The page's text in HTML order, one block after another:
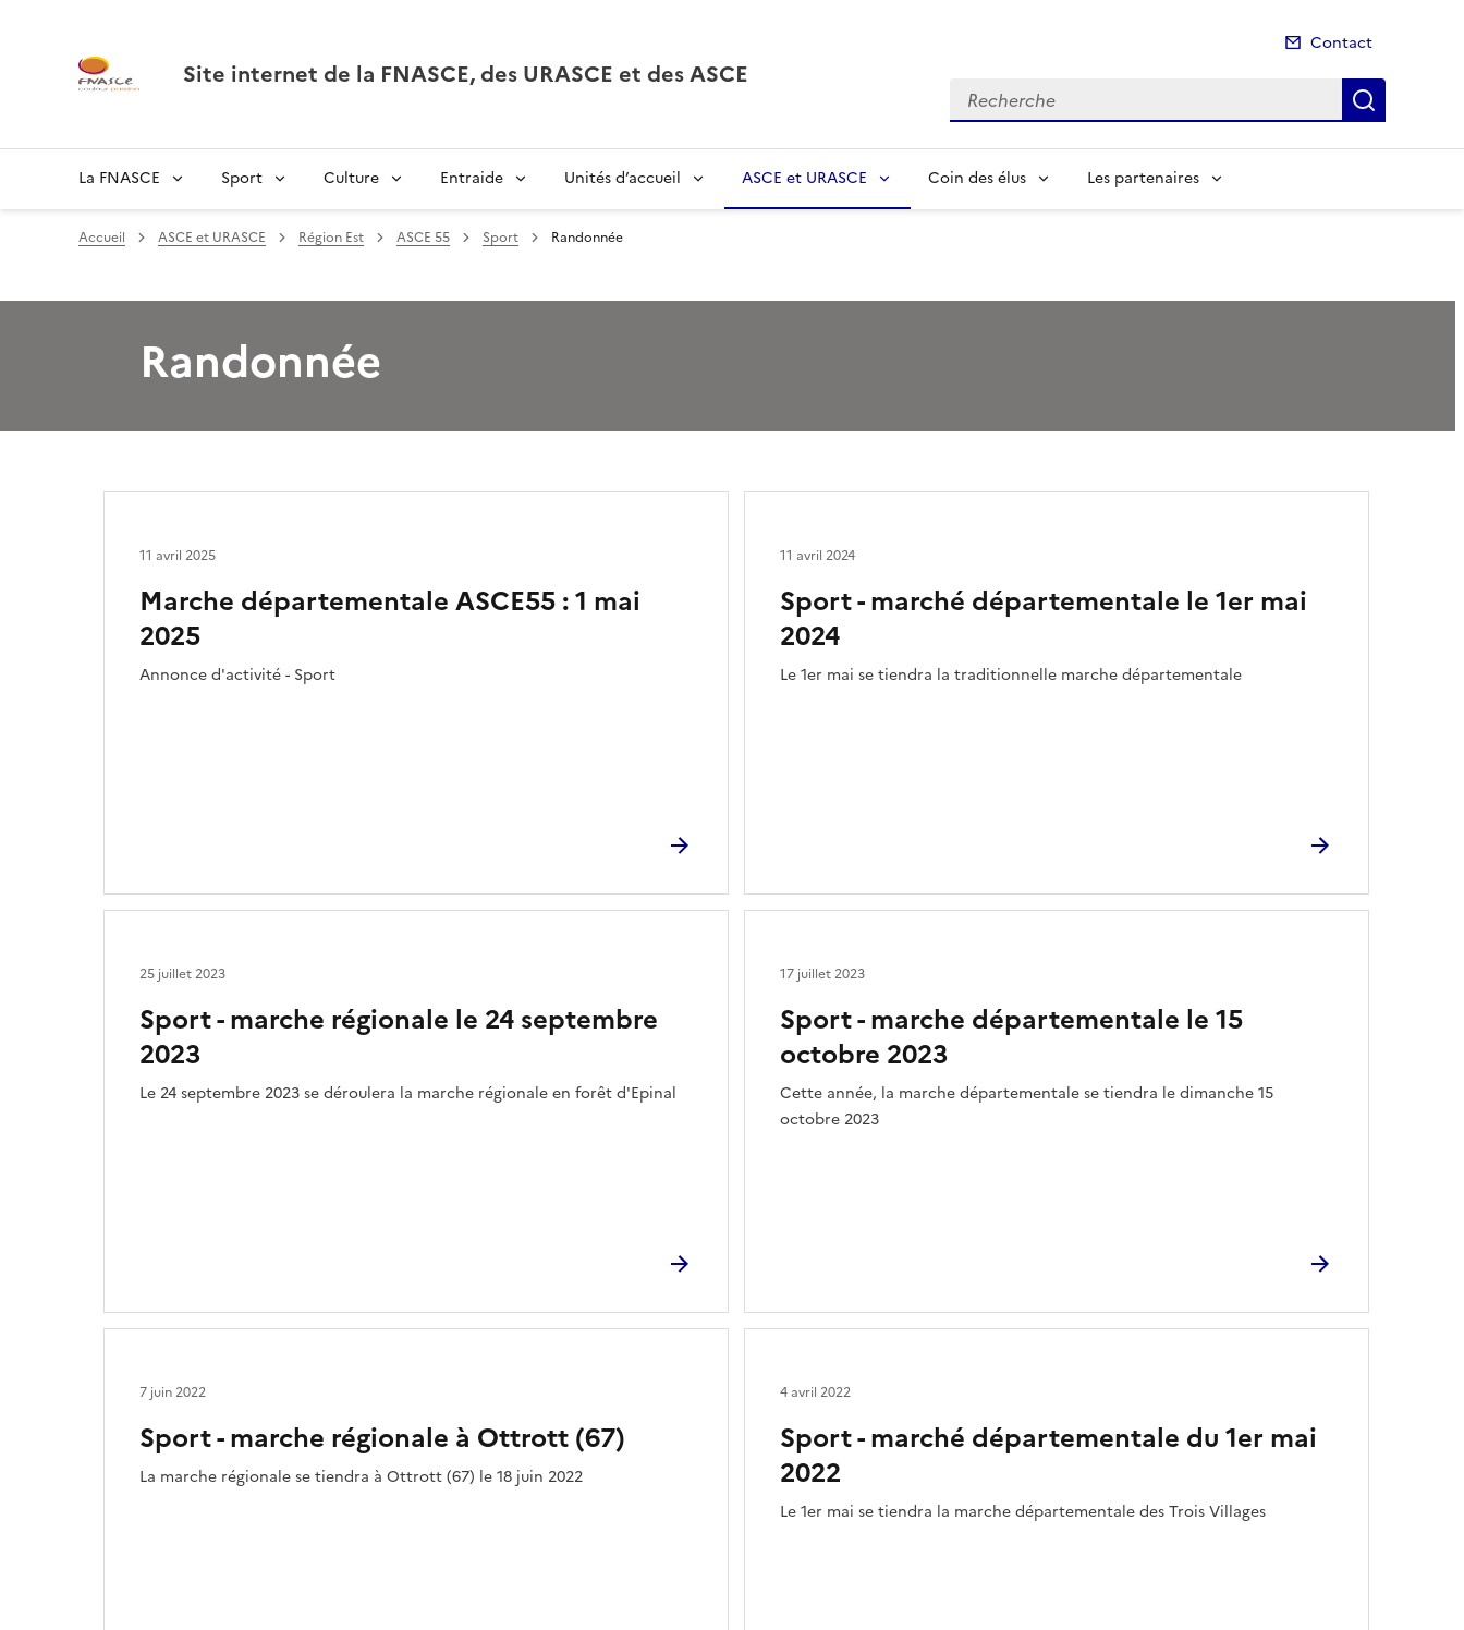
Site internet de la FNASCE, des URASCE et des ASCE
Contact
Recherche
La FNASCE Sport Culture Entraide Unités d’accueil ASCE et URASCE Coin des élus Les partenaires
Accueil ASCE et URASCE Région Est ASCE 55 Sport Randonnée
Randonnée
Marche départementale ASCE55 : 1 mai
2025
Annonce d'activité - Sport
11 avril 2025
Sport - marché départementale le 1er mai
2024
Le 1er mai se tiendra la traditionnelle marche départementale
11 avril 2024
Sport - marche régionale le 24 septembre
2023
Le 24 septembre 2023 se déroulera la marche régionale en forêt d'Epinal
25 juillet 2023
Sport - marche départementale le 15
octobre 2023
Cette année, la marche départementale se tiendra le dimanche 15
octobre 2023
17 juillet 2023
Sport - marche régionale à Ottrott (67)
La marche régionale se tiendra à Ottrott (67) le 18 juin 2022
7 juin 2022
Sport - marché départementale du 1er mai
2022
Le 1er mai se tiendra la marche départementale des Trois Villages
4 avril 2022